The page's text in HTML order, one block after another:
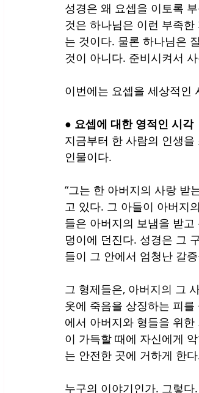
성경은 왜 요셉을 이토록
것은 하나님은 이런 부족
는 것이다. 물론 하나님은
것이 아니다. 준비시켜서
이번에는 요셉을 세상적인
● 요셉에 대한 영적인 시각
지금부터 한 사람의 인생
인물이다.
“그는 한 아버지의 사랑 받
고 있다. 그 아들이 아버지
들은 아버지의 보냄을 받
덩이에 던진다. 성경은 그
들이 그 안에서 엄청난 갈
그 형제들은, 아버지의 그
옷에 죽음을 상징하는 피
에서 아버지와 형들을 위
이 가득할 때에 자신에게
는 안전한 곳에 거하게 한다
누구의 이야기인가. 그렇